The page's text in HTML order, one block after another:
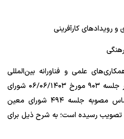
و رویدادهای کارآفرینی
علمی و فناورانه بین‌المللی
جمهوری اسلامی ایران» که در جلسه ۹۰۳ مورخ ۰۶/‌۰۶/‌۱۴۰۳‬ شورای
عالی انقلاب فرهنگی و بر اساس مصوبه جلسه ۴۹۴ شورای معین
تصویب رسیده است؛ به شرح ذیل برای